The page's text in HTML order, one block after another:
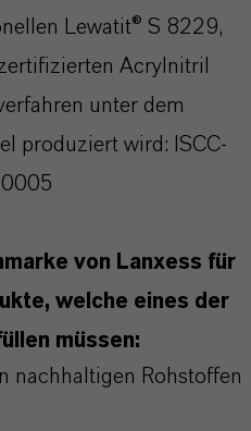
Lewatit® S 8229,
Acrylnitril
unter dem
produziert wird: ISCC-
von Lanxess für
welche eines der
müssen:
nachhaltigen Rohstoffen